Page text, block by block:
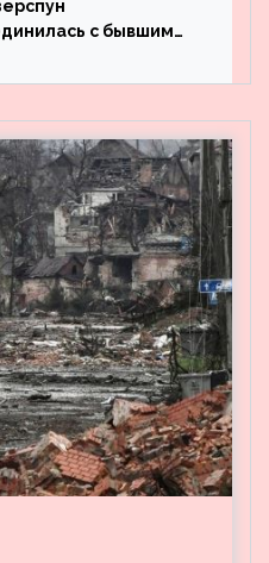
с бывшим